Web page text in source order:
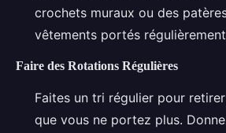
crochets muraux ou des
vêtements portés
Faire des Rotations Régulières
Faites un tri régulier pour
que vous ne portez plus.